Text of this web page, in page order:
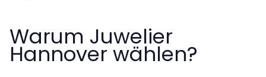
Warum Juwelier
Hannover wählen?